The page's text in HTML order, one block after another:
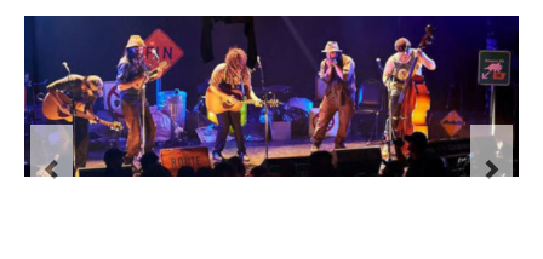
LA COOPÉRATIVE & L’ASSO
LE CONSEIL COOPÉRATIF
NOUS SOUTENIR